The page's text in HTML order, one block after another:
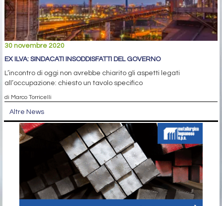
30 novembre 2020
EX ILVA: SINDACATI INSODDISFATTI DEL GOVERNO
L’incontro di oggi non avrebbe chiarito gli aspetti legati
all’occupazione: chiesto un tavolo specifico
di Marco Torricelli
Altre News